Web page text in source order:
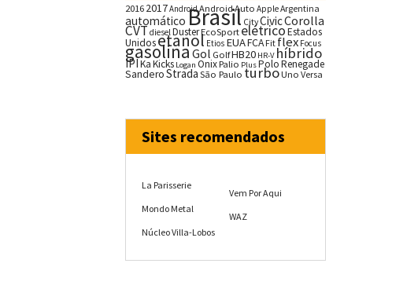
20162017AndroidAndroid Auto AppleArgentina
automáticoBrasil CityCivicCorolla
CVTdieselDusterEcoSportelétricoEstados
Unidosetanol Etios EUAFCA Fit flex Focus
gasolina Gol GolfHB20 HR-V híbrido
IPIKaKicks Logan OnixPalio PlusPoloRenegade
SanderoStrada São Paulo turboUno Versa
Sites recomendados
La Parisserie
Mondo Metal
Núcleo Villa-Lobos
Vem Por Aqui
WAZ